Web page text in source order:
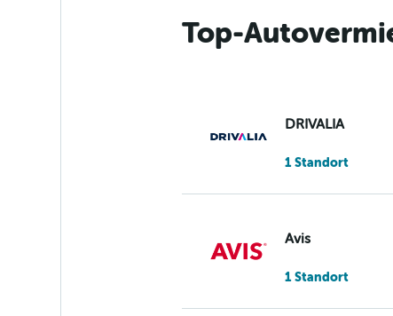
Top-
DRIVALIA
1 Standort
Avis
1 Standort